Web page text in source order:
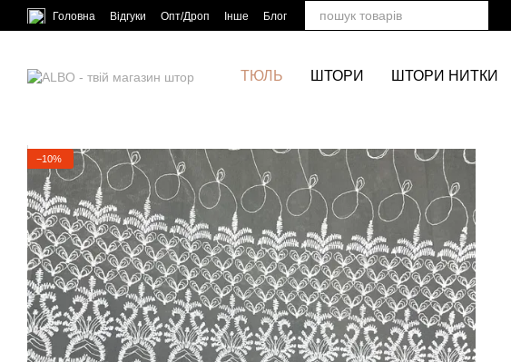
Перейти до основного контенту
Головна Відгуки Опт/Дроп Інше Блог
ТЮЛЬ ШТОРИ ШТОРИ НИТКИ
−10%